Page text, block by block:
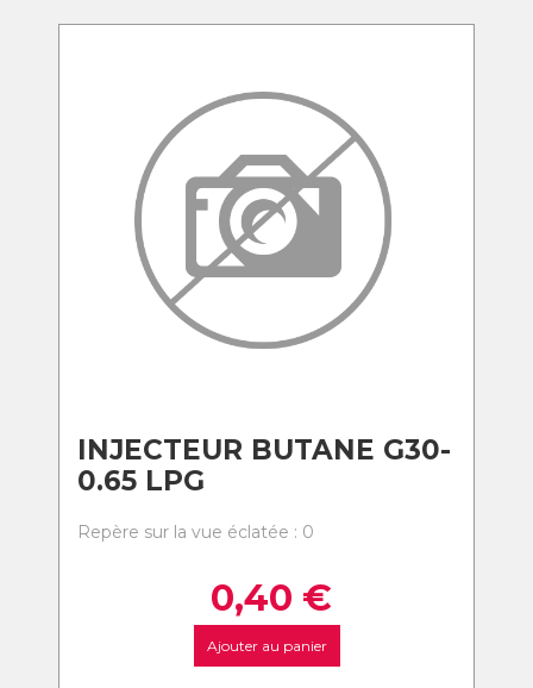
INJECTEUR BUTANE G30-
0.65 LPG
Repère sur la vue éclatée : 0
0,40 €
Ajouter au panier